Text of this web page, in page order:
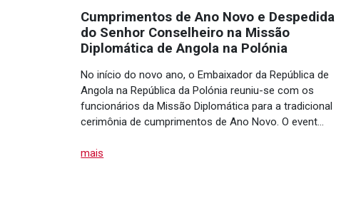
Cumprimentos de Ano Novo e Despedida
do Senhor Conselheiro na Missão
Diplomática de Angola na Polónia
No início do novo ano, o Embaixador da República de
Angola na República da Polónia reuniu-se com os
funcionários da Missão Diplomática para a tradicional
cerimônia de cumprimentos de Ano Novo. O event…
mais